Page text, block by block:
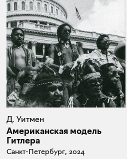
Д. Уитмен
Американская модель
Гитлера
Санкт-Петербург, 2024